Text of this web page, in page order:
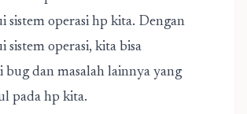
sistem operasi hp kita. Dengan
sistem operasi, kita bisa
bug dan masalah lainnya yang
pada hp kita.